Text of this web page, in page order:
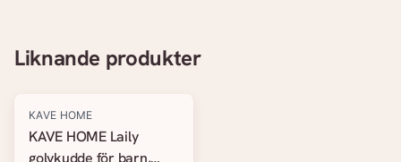
Liknande produkter
KAVE HOME
KAVE HOME Laily
golvkudde för barn,